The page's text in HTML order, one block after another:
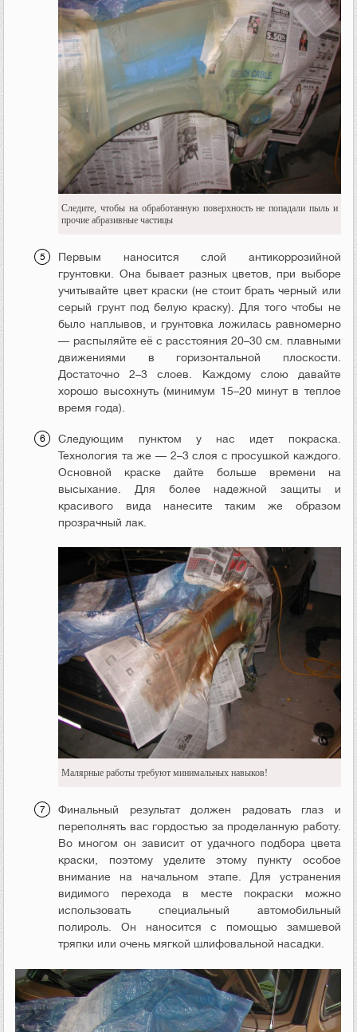
Следите, чтобы на обработанную поверхность не попадали пыль и
прочие абразивные частицы
Первым наносится слой антикоррозийной
грунтовки. Она бывает разных цветов, при выборе
учитывайте цвет краски (не стоит брать черный или
серый грунт под белую краску). Для того чтобы не
было наплывов, и грунтовка ложилась равномерно
— распыляйте её с расстояния 20–30 см. плавными
движениями в горизонтальной плоскости.
Достаточно 2–3 слоев. Каждому слою давайте
хорошо высохнуть (минимум 15–20 минут в теплое
время года).
Следующим пунктом у нас идет покраска.
Технология та же — 2–3 слоя с просушкой каждого.
Основной краске дайте больше времени на
высыхание. Для более надежной защиты и
красивого вида нанесите таким же образом
прозрачный лак.
Малярные работы требуют минимальных навыков!
Финальный результат должен радовать глаз и
переполнять вас гордостью за проделанную работу.
Во многом он зависит от удачного подбора цвета
краски, поэтому уделите этому пункту особое
внимание на начальном этапе. Для устранения
видимого перехода в месте покраски можно
использовать специальный автомобильный
полироль. Он наносится с помощью замшевой
тряпки или очень мягкой шлифовальной насадки.